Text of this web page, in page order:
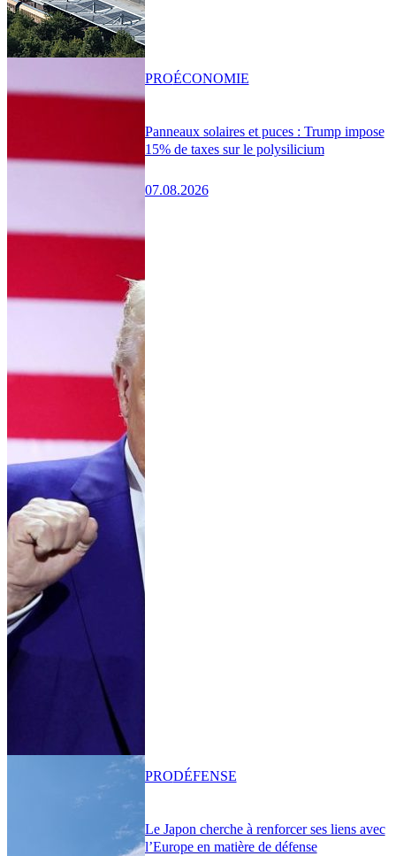
Panneaux solaires et puces : Trump impose
15% de taxes sur le polysilicium
07.08.2026
PROÉCONOMIE
Le Japon cherche à renforcer ses liens avec
l’Europe en matière de défense
PRODÉFENSE